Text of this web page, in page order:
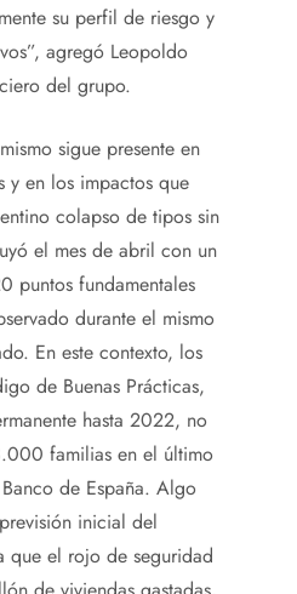
su perfil de riesgo y
agregó Leopoldo
del grupo.
sigue presente en
y en los impactos que
colapso de tipos sin
el mes de abril con un
puntos fundamentales
durante el mismo
En este contexto, los
de Buenas Prácticas,
hasta 2022, no
familias en el último
de España. Algo
inicial del
que el rojo de seguridad